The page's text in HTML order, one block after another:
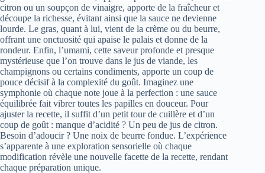
citron ou un soupçon de vinaigre, apporte de la fraîcheur et
découpe la richesse, évitant ainsi que la sauce ne devienne
lourde. Le gras, quant à lui, vient de la crème ou du beurre,
offrant une onctuosité qui apaise le palais et donne de la
rondeur. Enfin, l’umami, cette saveur profonde et presque
mystérieuse que l’on trouve dans le jus de viande, les
champignons ou certains condiments, apporte un coup de
pouce décisif à la complexité du goût. Imaginez une
symphonie où chaque note joue à la perfection : une sauce
équilibrée fait vibrer toutes les papilles en douceur. Pour
ajuster la recette, il suffit d’un petit tour de cuillère et d’un
coup de goût : manque d’acidité ? Un peu de jus de citron.
Besoin d’adoucir ? Une noix de beurre fondue. L’expérience
s’apparente à une exploration sensorielle où chaque
modification révèle une nouvelle facette de la recette, rendant
chaque préparation unique.